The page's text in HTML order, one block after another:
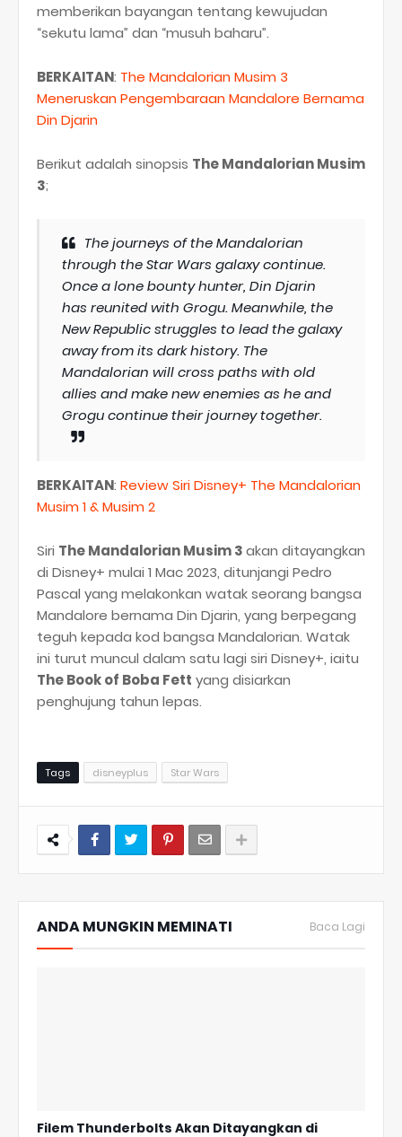
memberikan bayangan tentang kewujudan
“sekutu lama” dan “musuh baharu”.
BERKAITAN: The Mandalorian Musim 3
Meneruskan Pengembaraan Mandalore Bernama
Din Djarin
Berikut adalah sinopsis The Mandalorian Musim
3;
The journeys of the Mandalorian
through the Star Wars galaxy continue.
Once a lone bounty hunter, Din Djarin
has reunited with Grogu. Meanwhile, the
New Republic struggles to lead the galaxy
away from its dark history. The
Mandalorian will cross paths with old
allies and make new enemies as he and
Grogu continue their journey together.
BERKAITAN: Review Siri Disney+ The Mandalorian
Musim 1 & Musim 2
Siri The Mandalorian Musim 3akan ditayangkan
di Disney+ mulai 1 Mac 2023, ditunjangi Pedro
Pascal yang melakonkan watak seorang bangsa
Mandalore bernama Din Djarin, yang berpegang
teguh kepada kod bangsa Mandalorian. Watak
ini turut muncul dalam satu lagi siri Disney+, iaitu
The Book of Boba Fett yang disiarkan
penghujung tahun lepas.
Tags disneyplus Star Wars
ANDA MUNGKIN MEMINATI Baca Lagi
Filem Thunderbolts Akan Ditayangkan di